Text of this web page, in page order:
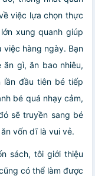
việc lựa chọn thực
xung quanh giúp
việc hàng ngày. Bạn
gì, ăn bao nhiêu,
lần đầu tiên bé tiếp
bé quá nhạy cảm,
sẽ truyền sang bé
vốn dĩ là vui vẻ.
sách, tôi giới thiệu
có thể làm được